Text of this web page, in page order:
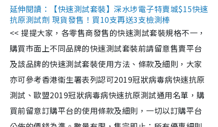
延伸閱讀：【快速測試套裝】深水埗電子特賣城$15快速
抗原測試劑 現貨發售！買10支再送3支檢測棒
<< 提提大家，各零售商發售的快速測試套裝規格不一，
購買市面上不同品牌的快速測試套裝前請留意售賣平台
及該品牌的快速測試套裝使用方法、條款及細則，大家
亦可參考香港衞生署表列認可2019冠狀病毒病快速抗原
測試、歐盟2019冠狀病毒病快速抗原測試通用名單，購
買前留意訂購平台的使用條款及細則，一切以訂購平台